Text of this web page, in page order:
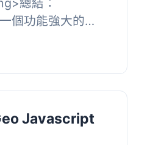
個功能強大的
Javascript